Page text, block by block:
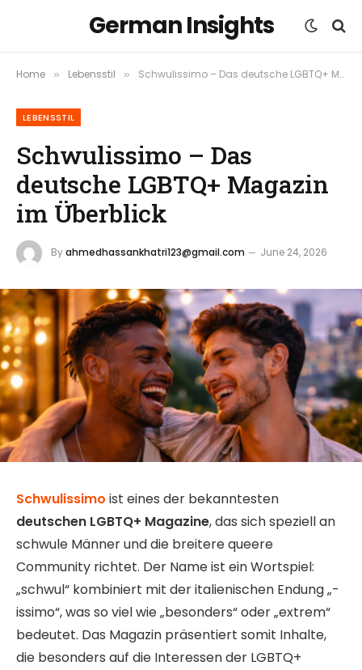
German Insights
Home » Lebensstil » Schwulissimo – Das deutsche LGBTQ+ Magazin im Überblick
LEBENSSTIL
Schwulissimo – Das
deutsche LGBTQ+ Magazin
im Überblick
Byahmedhassankhatri123@gmail.com June 24, 2026
Schwulissimo ist eines der bekanntesten
deutschen LGBTQ+ Magazine, das sich speziell an
schwule Männer und die breitere queere
Community richtet. Der Name ist ein Wortspiel:
„schwul“ kombiniert mit der italienischen Endung „-
issimo“, was so viel wie „besonders“ oder „extrem“
bedeutet. Das Magazin präsentiert somit Inhalte,
die besonders auf die Interessen der LGBTQ+